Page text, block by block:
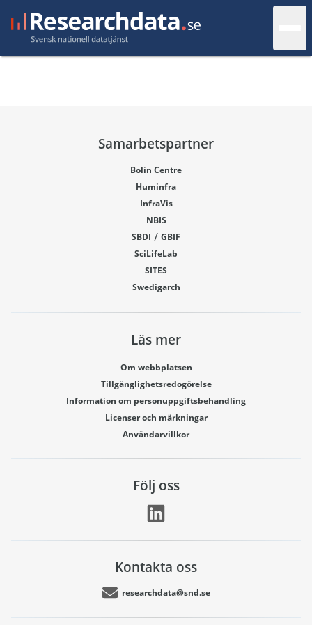
Samarbetspartner
Bolin Centre
Huminfra
InfraVis
NBIS
SBDI / GBIF
SciLifeLab
SITES
Swedigarch
Läs mer
Om webbplatsen
Tillgänglighetsredogörelse
Information om personuppgiftsbehandling
Licenser och märkningar
Användarvillkor
Följ oss
Kontakta oss
researchdata@snd.se